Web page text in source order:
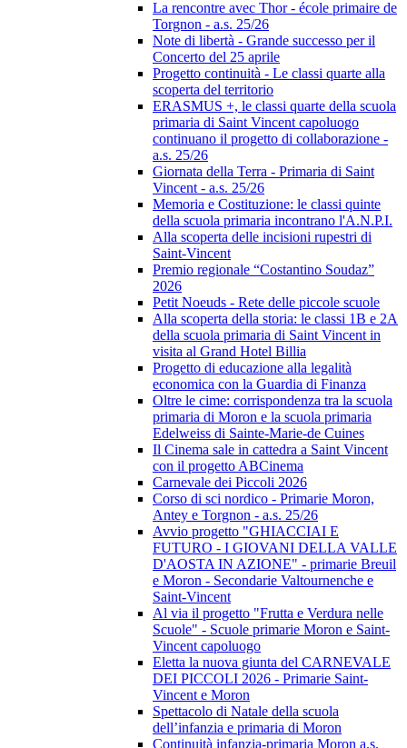
La rencontre avec Thor - école primaire de
Torgnon - a.s. 25/26
Note di libertà - Grande successo per il
Concerto del 25 aprile
Progetto continuità - Le classi quarte alla
scoperta del territorio
ERASMUS +, le classi quarte della scuola
primaria di Saint Vincent capoluogo
continuano il progetto di collaborazione -
a.s. 25/26
Giornata della Terra - Primaria di Saint
Vincent - a.s. 25/26
Memoria e Costituzione: le classi quinte
della scuola primaria incontrano l'A.N.P.I.
Alla scoperta delle incisioni rupestri di
Saint-Vincent
Premio regionale “Costantino Soudaz”
2026
Petit Noeuds - Rete delle piccole scuole
Alla scoperta della storia: le classi 1B e 2A
della scuola primaria di Saint Vincent in
visita al Grand Hotel Billia
Progetto di educazione alla legalità
economica con la Guardia di Finanza
Oltre le cime: corrispondenza tra la scuola
primaria di Moron e la scuola primaria
Edelweiss di Sainte-Marie-de Cuines
Il Cinema sale in cattedra a Saint Vincent
con il progetto ABCinema
Carnevale dei Piccoli 2026
Corso di sci nordico - Primarie Moron,
Antey e Torgnon - a.s. 25/26
Avvio progetto "GHIACCIAI E
FUTURO - I GIOVANI DELLA VALLE
D'AOSTA IN AZIONE" - primarie Breuil
e Moron - Secondarie Valtournenche e
Saint-Vincent
Al via il progetto "Frutta e Verdura nelle
Scuole" - Scuole primarie Moron e Saint-
Vincent capoluogo
Eletta la nuova giunta del CARNEVALE
DEI PICCOLI 2026 - Primarie Saint-
Vincent e Moron
Spettacolo di Natale della scuola
dell’infanzia e primaria di Moron
Continuità infanzia-primaria Moron a.s.